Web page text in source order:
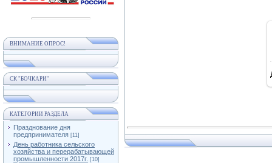
ВНИМАНИЕ ОПРОС!
СК "БОЧКАРИ"
КАТЕГОРИИ РАЗДЕЛА
Празднование дня
предпринимателя [11]
День работника сельского
хозяйства и перерабатывающей
промышленности 2017г. [10]